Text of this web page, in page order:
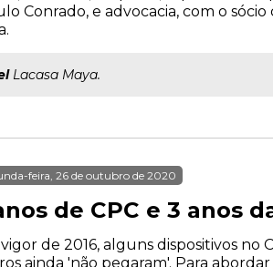
Conrado, e advocacia, com o
Lacasa Maya.
feira, 26 de outubro de 2020
de CPC e 3 anos
de 2016, alguns dispositivos no
ainda 'não pegaram'. Para